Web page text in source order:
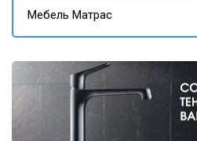
Мебель Матрас